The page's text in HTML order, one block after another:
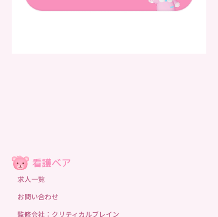
求人一覧
お問い合わせ
監修会社：クリティカルブレイン